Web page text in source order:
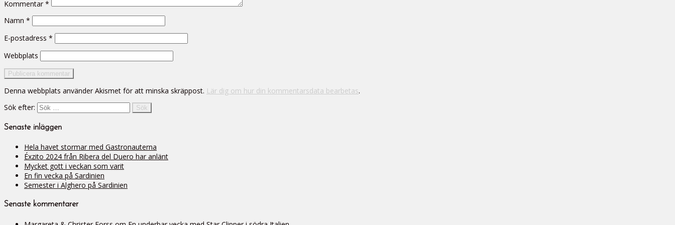
Kommentar *
Namn *
E-postadress *
Webbplats
Denna webbplats använder Akismet för att minska skräppost. Lär dig om hur din kommentarsdata bearbetas.
Sök efter:
Senaste inläggen
Hela havet stormar med Gastronauterna
Éxzito 2024 från Ribera del Duero har anlänt
Mycket gott i veckan som varit
En fin vecka på Sardinien
Semester i Alghero på Sardinien
Senaste kommentarer